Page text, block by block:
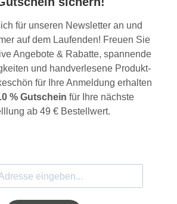
für unseren Newsletter an und
auf dem Laufenden! Freuen Sie
Angebote & Rabatte, spannende
und handverlesene Produkt-
für Ihre Anmeldung erhalten
% Gutschein für Ihre nächste
ab 49 € Bestellwert.